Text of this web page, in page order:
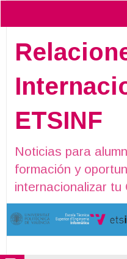
ETSINF
Noticias para
formación y
internacionalizar tu